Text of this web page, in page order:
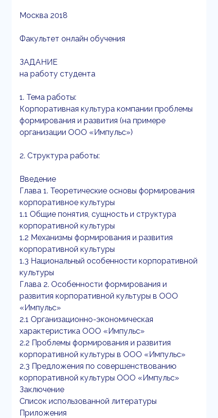
Москва 2018
Факультет онлайн обучения
ЗАДАНИЕ
на работу студента
1. Тема работы:
Корпоративная культура компании проблемы
формирования и развития (на примере
организации ООО «Импульс»)
2. Структура работы:
Введение
Глава 1. Теоретические основы формирования
корпоративное культуры
1.1 Общие понятия, сущность и структура
корпоративной культуры
1.2 Механизмы формирования и развития
корпоративной культуры
1.3 Национальный особенности корпоративной
культуры
Глава 2. Особенности формирования и
развития корпоративной культуры в ООО
«Импульс»
2.1 Организационно-экономическая
характеристика ООО «Импульс»
2.2 Проблемы формирования и развития
корпоративной культуры в ООО «Импульс»
2.3 Предложения по совершенствованию
корпоративной культуры ООО «Импульс»
Заключение
Список использованной литературы
Приложения